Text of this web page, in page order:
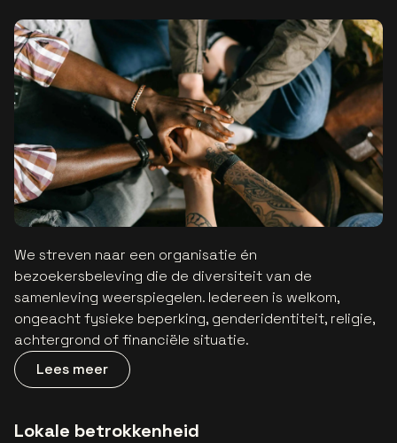
We streven naar een organisatie én
bezoekersbeleving die de diversiteit van de
samenleving weerspiegelen. Iedereen is welkom,
ongeacht fysieke beperking, genderidentiteit, religie,
achtergrond of financiële situatie.
Lees meer
Lokale betrokkenheid